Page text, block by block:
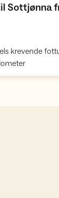
Sottjønna
krevende